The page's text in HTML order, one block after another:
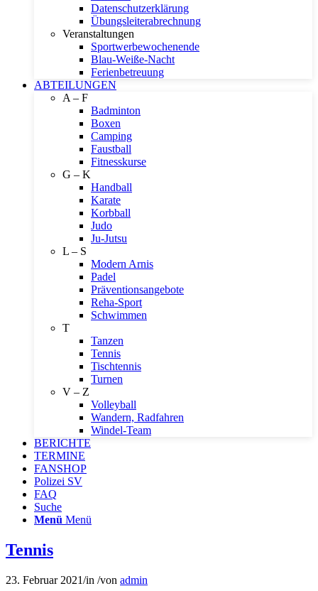
Datenschutzerklärung
Übungsleiterabrechnung
Veranstaltungen
Sportwerbewochenende
Blau-Weiße-Nacht
Ferienbetreuung
ABTEILUNGEN
A – F
Badminton
Boxen
Camping
Faustball
Fitnesskurse
G – K
Handball
Karate
Korbball
Judo
Ju-Jutsu
L – S
Modern Arnis
Padel
Präventionsangebote
Reha-Sport
Schwimmen
T
Tanzen
Tennis
Tischtennis
Turnen
V – Z
Volleyball
Wandern, Radfahren
Windel-Team
BERICHTE
TERMINE
FANSHOP
Polizei SV
FAQ
Suche
Menü Menü
Tennis
23. Februar 2021/in /von admin